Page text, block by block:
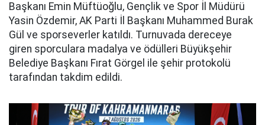
Başkanı Emin Müftüoğlu, Gençlik ve Spor İl Müdürü
Yasin Özdemir, AK Parti İl Başkanı Muhammed Burak
Gül ve sporseverler katıldı. Turnuvada dereceye
giren sporculara madalya ve ödülleri Büyükşehir
Belediye Başkanı Fırat Görgel ile şehir protokolü
tarafından takdim edildi.